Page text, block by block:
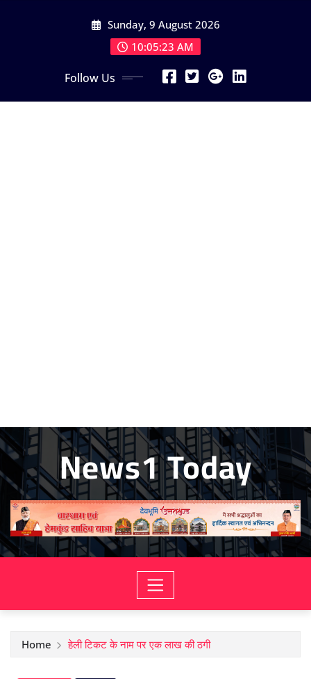
Sunday, 9 August 2026
10:05:25 AM
Follow Us
News1 Today
Home हेली टिकट के नाम पर एक लाख की ठगी